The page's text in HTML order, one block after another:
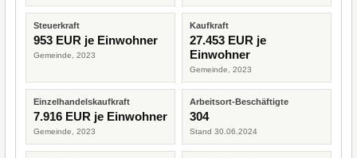
Steuerkraft
953 EUR je Einwohner
Gemeinde, 2023
Kaufkraft
27.453 EUR je
Einwohner
Gemeinde, 2023
Einzelhandelskaufkraft
7.916 EUR je Einwohner
Gemeinde, 2023
Arbeitsort-Beschäftigte
304
Stand 30.06.2024